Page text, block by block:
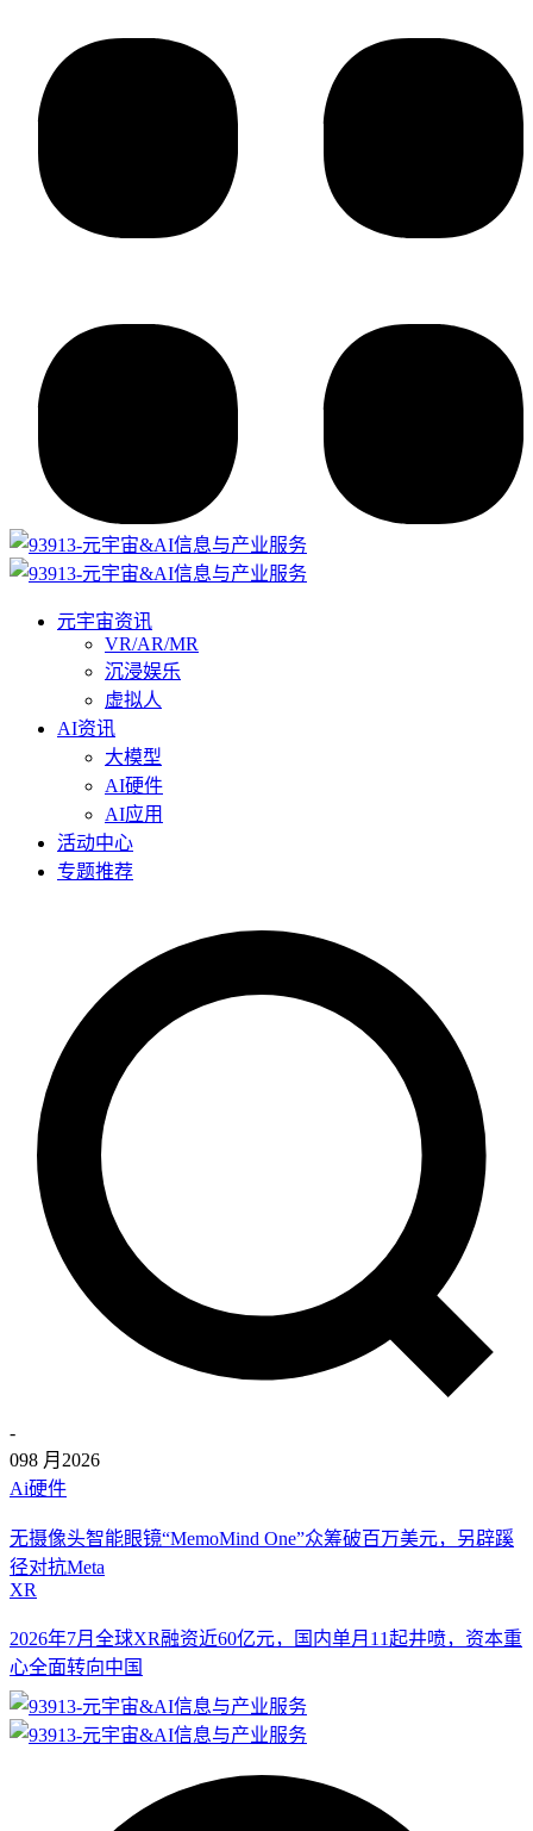
元宇宙资讯
VR/AR/MR
沉浸娱乐
虚拟人
AI资讯
大模型
AI硬件
AI应用
活动中心
专题推荐
-
098 月 2026
Ai硬件
无摄像头智能眼镜“MemoMind One”众筹破百万美元，另辟蹊
径对抗Meta
XR
2026年7月全球XR融资近60亿元，国内单月11起井喷，资本重
心全面转向中国